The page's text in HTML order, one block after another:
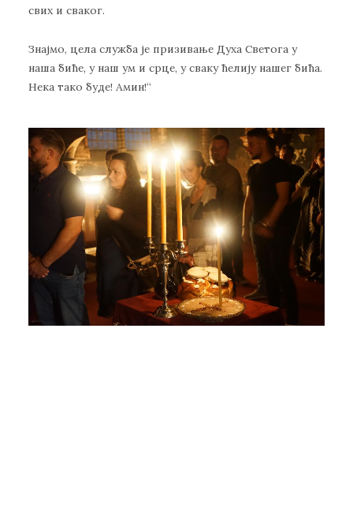
свих и сваког.
Знајмо, цела служба је призивање Духа Светога у
наша биће, у наш ум и срце, у сваку ћелију нашег бића.
Нека тако буде! Амин!“